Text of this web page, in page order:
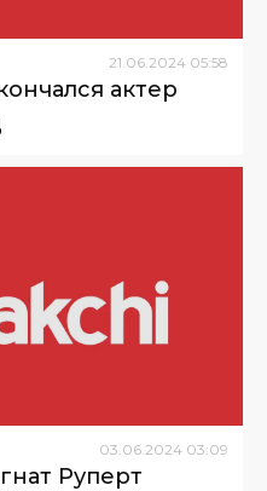
21 06 2024 05:58
актер
03 06 2024 03:09
Руперт